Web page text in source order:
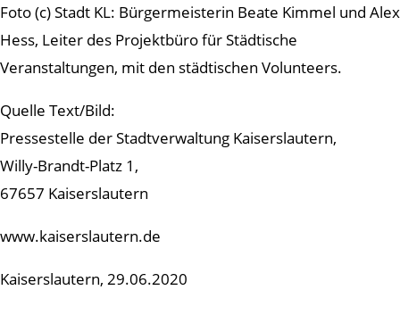
Foto (c) Stadt KL: Bürgermeisterin Beate Kimmel und Alex
Hess, Leiter des Projektbüro für Städtische
Veranstaltungen, mit den städtischen Volunteers.
Quelle Text/Bild:
Pressestelle der Stadtverwaltung Kaiserslautern,
Willy-Brandt-Platz 1,
67657 Kaiserslautern
www.kaiserslautern.de
Kaiserslautern, 29.06.2020